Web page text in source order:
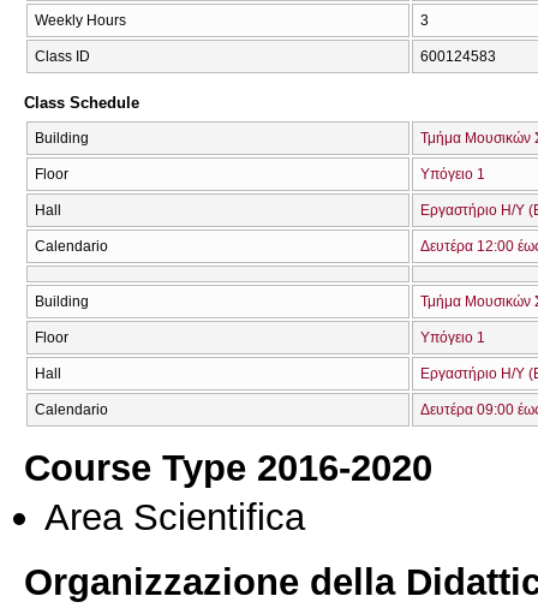
Weekly Hours 3
Class ID 600124583
Class Schedule
Building Τμήμα Μουσικών
Floor Υπόγειο 1
Hall Εργαστήριο Η/Υ
Calendario Δευτέρα 12:00
Building Τμήμα Μουσικών
Floor Υπόγειο 1
Hall Εργαστήριο Η/Υ
Calendario Δευτέρα 09:00
Course Type 2016-2020
Area Scientifica
Organizzazione della